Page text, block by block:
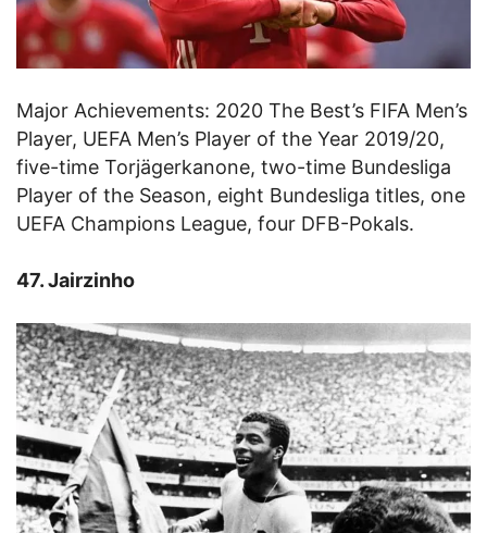
Major Achievements: 2020 The Best’s FIFA Men’s
Player, UEFA Men’s Player of the Year 2019/20,
five-time Torjägerkanone, two-time Bundesliga
Player of the Season, eight Bundesliga titles, one
UEFA Champions League, four DFB-Pokals.
47. Jairzinho